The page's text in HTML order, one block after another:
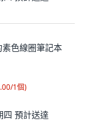
色線圈筆記本
1個)
四 預計送達